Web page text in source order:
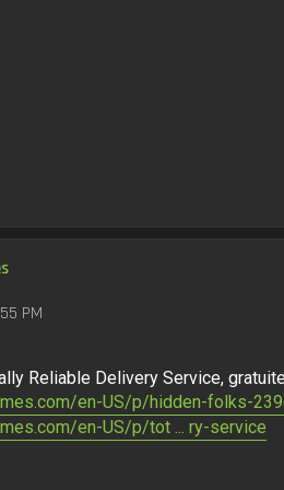
PM
Reliable Delivery Service,
en-US/p/hidden-folks-
en-US/p/tot ... ry-service